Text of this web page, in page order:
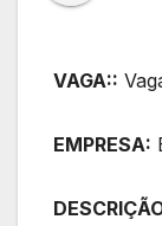
VAGA::
EMPRESA: